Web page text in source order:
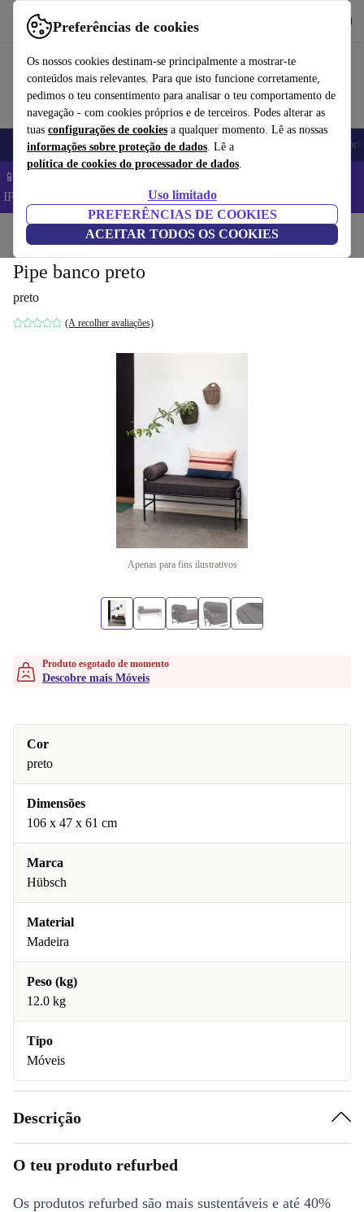
Preferências de cookies
Os nossos cookies destinam-se principalmente a mostrar-te
conteúdos mais relevantes. Para que isto funcione corretamente,
pedimos o teu consentimento para analisar o teu comportamento de
navegação - com cookies próprios e de terceiros. Podes alterar as
tuas configurações de cookies a qualquer momento. Lê as nossas
informações sobre proteção de dados. Lê a
política de cookies do processador de dados.
Uso limitado
PREFERÊNCIAS DE COOKIES
ACEITAR TODOS OS COOKIES
Use o refurbed de forma rápida e fácil
Telemóveis Computadores Portáteis Tablets
📱 Poupa 5% EXTRA em todos os iPhones – Código:
IPHONEDEAL –
Início Casa Móveis
Pipe banco preto
preto
(A recolher avaliações)
Apenas para fins ilustrativos
Produto esgotado de momento
Descobre mais Móveis
Cor
preto
Dimensões
106 x 47 x 61 cm
Marca
Hübsch
Material
Madeira
Peso (kg)
12.0 kg
Tipo
Móveis
Descrição
O teu produto refurbed
Os produtos refurbed são mais sustentáveis e até 40%